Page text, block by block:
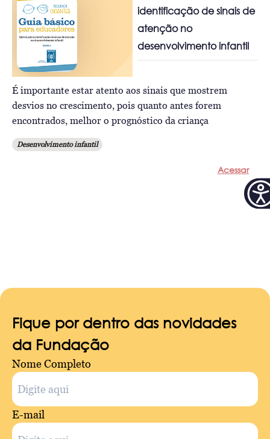
identificação de sinais de
atenção no
desenvolvimento infantil
É importante estar atento aos sinais que mostrem
desvios no crescimento, pois quanto antes forem
encontrados, melhor o prognóstico da criança
Desenvolvimento infantil
Acessar
Fique por dentro das novidades
da Fundação
Nome Completo
E-mail